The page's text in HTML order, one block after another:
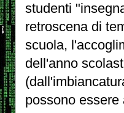
studenti
retroscena di
scuola,
dell'anno
possono